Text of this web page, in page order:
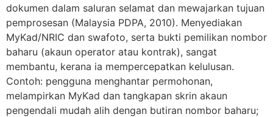
dokumen dalam saluran selamat dan mewajarkan tujuan
pemprosesan (Malaysia PDPA, 2010). Menyediakan
MyKad/NRIC dan swafoto, serta bukti pemilikan nombor
baharu (akaun operator atau kontrak), sangat
membantu, kerana ia mempercepatkan kelulusan.
Contoh: pengguna menghantar permohonan,
melampirkan MyKad dan tangkapan skrin akaun
pengendali mudah alih dengan butiran nombor baharu;